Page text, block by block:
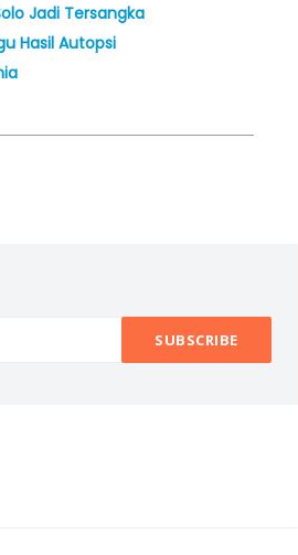
Jadi Tersangka
Hasil Autopsi